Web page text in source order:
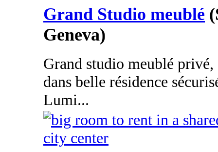
Grand Studio meublé
Geneva)
Grand studio meublé
dans belle résidence
Lumi...